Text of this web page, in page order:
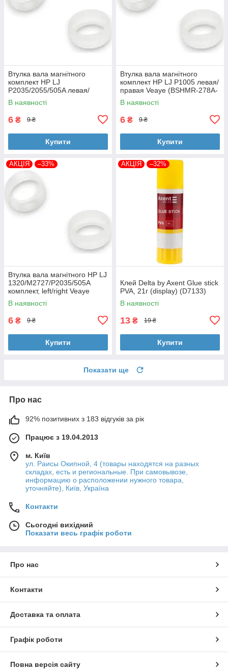
Втулка вала магнітного
комплект HP LJ
P2035/2055/505A левая/
правая Veaye (BSHMR-505A-
VE)
В наявності
6 ₴ 9 ₴
Купити
Втулка вала магнітного
комплект HP LJ P1005 левая/
правая Veaye (BSHMR-278A-
VE)
В наявності
6 ₴ 9 ₴
Купити
АКЦІЯ –33%
Втулка вала магнітного HP LJ
1320/M2727/P2035/505A
комплект, left/right Veaye
(BSHMR-505U-VE)
В наявності
6 ₴ 9 ₴
Купити
АКЦІЯ –32%
Клей Delta by Axent Glue stick
PVA, 21г (display) (D7133)
В наявності
13 ₴ 19 ₴
Купити
Показати ще
Про нас
92% позитивних з 183 відгуків за рік
Працює з 19.04.2013
м. Київ
ул. Раисы Окипной, 4 (товары находятся на разных
складах, есть и региональные. При самовывозе,
информацию о расположении нужного товара,
уточняйте), Київ, Україна
Контакти
Сьогодні вихідний
Показати весь графік роботи
Про нас
Контакти
Доставка та оплата
Графік роботи
Повна версія сайту